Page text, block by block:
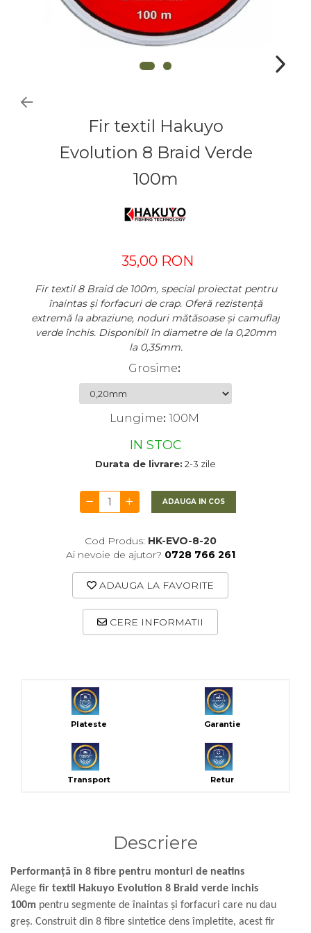
Fir textil Hakuyo
Evolution 8 Braid Verde
100m
35,00 RON
Fir textil 8 Braid de 100m, special proiectat pentru
înaintas și forfacuri de crap. Oferă rezistență
extremă la abraziune, noduri mătăsoase și camuflaj
verde închis. Disponibil în diametre de la 0,20mm
la 0,35mm.
Grosime:
Lungime: 100M
IN STOC
Durata de livrare: 2-3 zile
ADAUGA IN COS
Cod Produs: HK-EVO-8-20
Ai nevoie de ajutor? 0728 766 261
ADAUGA LA FAVORITE
CERE INFORMATII
Plateste Garantie
Transport Retur
Descriere
Performanță în 8 fibre pentru monturi de neatins
Alege fir textil Hakuyo Evolution 8 Braid verde inchis
100m pentru segmente de înaintas și forfacuri care nu dau
greș. Construit din 8 fibre sintetice dens împletite, acest fir